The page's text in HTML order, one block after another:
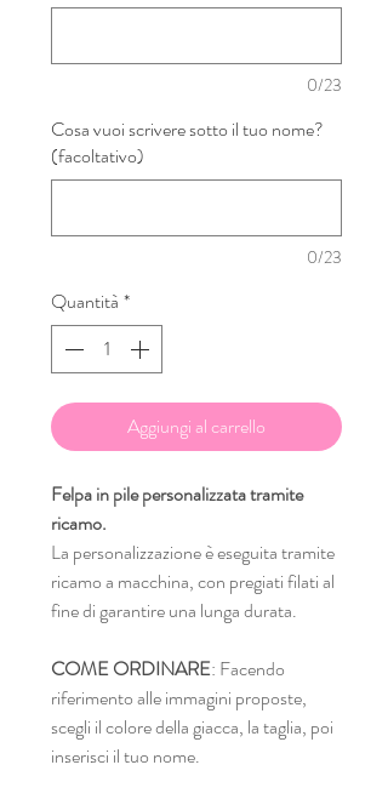
0/23
Cosa vuoi scrivere sotto il tuo nome?
(facoltativo)
0/23
Quantità *
Aggiungi al carrello
Felpa in pile personalizzata tramite
ricamo.
La personalizzazione è eseguita tramite
ricamo a macchina, con pregiati filati al
fine di garantire una lunga durata.
COME ORDINARE: Facendo
riferimento alle immagini proposte,
scegli il colore della giacca, la taglia, poi
inserisci il tuo nome.